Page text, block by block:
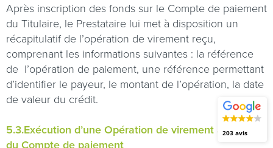
Après inscription des fonds sur le Compte de paiement
du Titulaire, le Prestataire lui met à disposition un
récapitulatif de l’opération de virement reçu,
comprenant les informations suivantes : la référence
de l’opération de paiement, une référence permettant
d’identifier le payeur, le montant de l’opération, la date
de valeur du crédit.
5.3.Exécution d’une Opération de virement au débit
203 avis